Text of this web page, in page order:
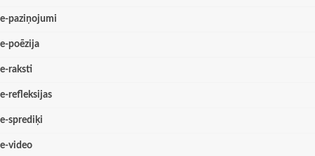
e-paziņojumi
e-poēzija
e-raksti
e-refleksijas
e-sprediķi
e-video